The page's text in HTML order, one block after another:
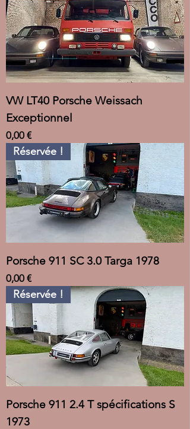
VW LT40 Porsche Weissach
Exceptionnel
Prix
0,00 €
Réservée !
Porsche 911 SC 3.0 Targa 1978
Prix
0,00 €
Réservée !
Porsche 911 2.4 T spécifications S
1973